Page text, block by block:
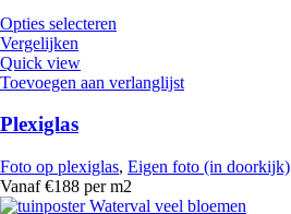
Opties selecteren
Vergelijken
Quick view
Toevoegen aan verlanglijst
Plexiglas
Foto op plexiglas, Eigen foto (in doorkijk)
Vanaf €188 per m2